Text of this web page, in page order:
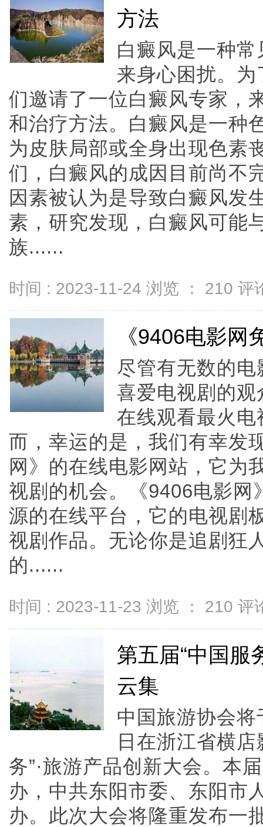
方法
白癜风是一种
来身心困扰。
们邀请了一位白癜风专家，
和治疗方法。白癜风是一种
为皮肤局部或全身出现色素
们，白癜风的成因目前尚不
因素被认为是导致白癜风发
素，研究发现，白癜风可能
族......
时间 : 2023-11-24 浏览 ： 210 评
《9406电影
尽管有无数的
喜爱电视剧的
在线观看最火
而，幸运的是，我们有幸发
网》的在线电影网站，它为
视剧的机会。《9406电影网
源的在线平台，它的电视剧
视剧作品。无论你是追剧狂
的......
时间 : 2023-11-23 浏览 ： 210 评
第五届“中国服
云集
中国旅游协会
日在浙江省横
务”·旅游产品创新大会。本
办，中共东阳市委、东阳市
办。此次大会将隆重发布一